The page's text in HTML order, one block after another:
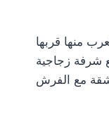
منها قربها
شرفة زجاجية